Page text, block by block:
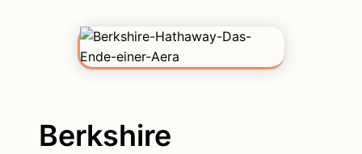
Berkshire